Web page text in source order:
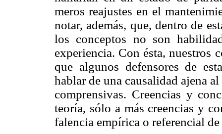
meros reajustes en el
notar, además, que, dentro de
los conceptos no son
experiencia. Con ésta, nuestros
que algunos defensores de
hablar de una causalidad ajena
comprensivas. Creencias y
teoría, sólo a más creencias y
falencia empírica o referencial